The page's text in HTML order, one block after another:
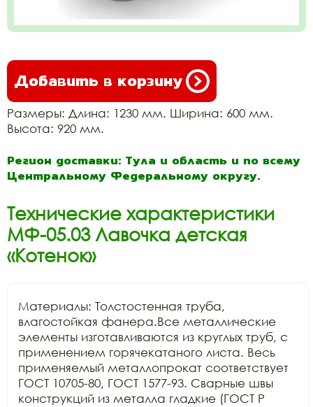
Добавить в корзину
Размеры: Длина: 1230 мм. Ширина: 600 мм.
Высота: 920 мм.
Регион доставки: Тула и область и по всему
Центральному Федеральному округу.
Технические характеристики
МФ-05.03 Лавочка детская
«Котенок»
Материалы: Толстостенная труба,
влагостойкая фанера.Все металлические
элементы изготавливаются из круглых труб, с
применением горячекатаного листа. Весь
применяемый металлопрокат соответствует
ГОСТ 10705-80, ГОСТ 1577-93. Сварные швы
конструкций из металла гладкие (ГОСТ Р